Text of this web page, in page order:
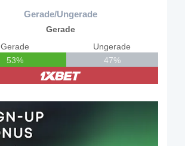
Gerade/Ungerade
Gerade
Gerade
53%
Ungerade
47%